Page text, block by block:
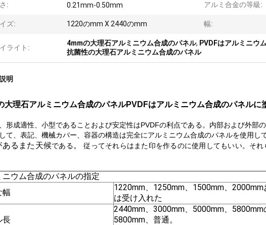
: 0.21mm-0.50mm アルミ合金の等級:
ズ: 1220のmm X 2440のmm 幅:
ライト:
4mmの大理石アルミニウム合成のパネル, PVDFはアルミニウ
抗菌性の大理石アルミニウム合成のパネル
明
大理石アルミニウム合成のパネルPVDFはアルミニウム合成のパネルに
形成適性、小型であることおよび安定性はPVDFの利点である。内部および外部
て、表記、機械カバー、容器の構造は完全にアルミニウム合成のパネルを使用し
あるまた天候である。従ってそれらはまた印を作るのに使用してもいい。そ
ニウム合成のパネルの指定
幅
1220mm、1250mm、1500mm、
は受け入れた
長
2440mm、3000mm、5000mm、5800mm
5800mm、普通。